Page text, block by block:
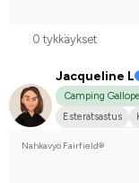
0 tykkäykset
Jacqueline L
Camping
Esteratsastus
Nahkavyö Fairfield®